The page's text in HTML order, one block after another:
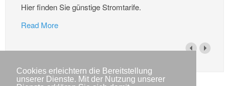
Cookies erleichtern die Bereitstellung
unserer Dienste. Mit der Nutzung unserer
Hier finden Sie günstige Stromtarife.
Read More